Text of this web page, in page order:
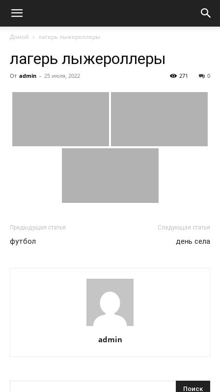
Домой лагерь лыжероллеры
лагерь лыжероллеры
От admin - 25 июля, 2022 0
271
Предыдущая статья
футбол
Следующая статья
день села
admin